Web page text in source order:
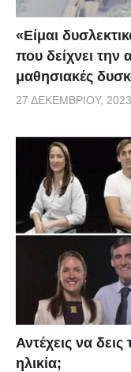
«Είμαι
που δείχνει την
μαθησιακές
27 ΔΕΚΕΜΒΡΊΟΥ, 2023
Αντέχεις να
ηλικία;